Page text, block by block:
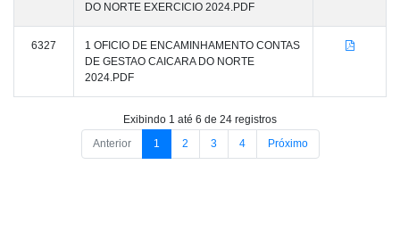
DO NORTE EXERCICIO 2024.PDF
6327
1 OFICIO DE ENCAMINHAMENTO CONTAS
DE GESTAO CAICARA DO NORTE
2024.PDF
Exibindo 1 até 6 de 24 registros
Anterior
1 2 3 4 Próximo